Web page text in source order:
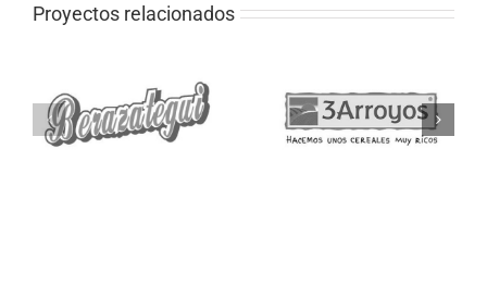
Proyectos relacionados